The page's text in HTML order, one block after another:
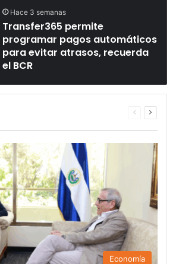
Hace 3 semanas
Transfer365 permite
programar pagos automáticos
para evitar atrasos, recuerda
el BCR
Página
Economía